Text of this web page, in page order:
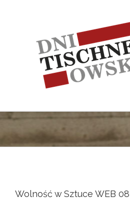
Wolność w Sztuce WEB 08